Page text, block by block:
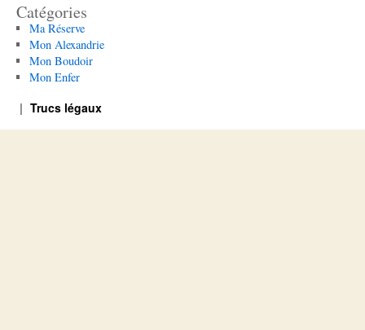
Catégories
Ma Réserve
Mon Alexandrie
Mon Boudoir
Mon Enfer
Trucs légaux